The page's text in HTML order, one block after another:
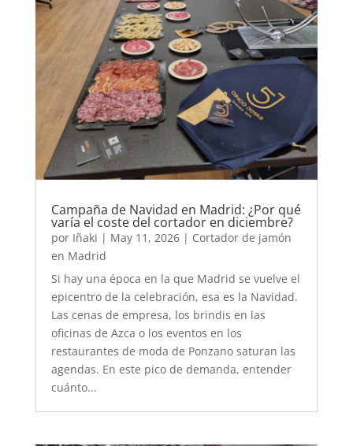
Campaña de Navidad en Madrid: ¿Por qué
varía el coste del cortador en diciembre?
por Iñaki | May 11, 2026| Cortador de jamón
en Madrid
Si hay una época en la que Madrid se vuelve el
epicentro de la celebración, esa es la Navidad.
Las cenas de empresa, los brindis en las
oficinas de Azca o los eventos en los
restaurantes de moda de Ponzano saturan las
agendas. En este pico de demanda, entender
cuánto...